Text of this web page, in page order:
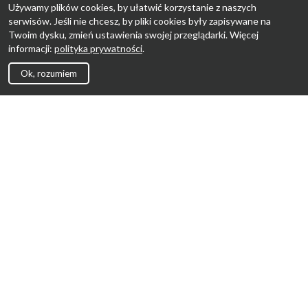
Używamy plików cookies, by ułatwić korzystanie z naszych
serwisów. Jeśli nie chcesz, by pliki cookies były zapisywane na
Twoim dysku, zmień ustawienia swojej przeglądarki. Więcej
informacji: polityka prywatności.
Ok, rozumiem